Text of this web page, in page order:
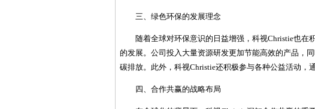
三、绿色环保的发展理念
随着全球对环保意识的日益增强，科视Christie也在
的发展。公司投入大量资源研发更加节能高效的产品，
碳排放。此外，科视Christie还积极参与各种公益活动，
四、合作共赢的战略布局